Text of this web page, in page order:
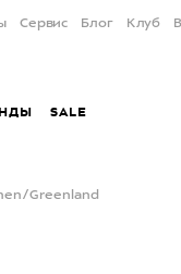
Сервис Блог Клуб
SALE
Greenland